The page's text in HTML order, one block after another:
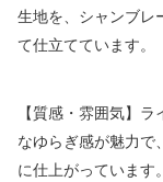
生地を、シャンブレ
て仕立てています。
【質感・雰囲気】
なゆらぎ感が魅力で
に仕上がっています。